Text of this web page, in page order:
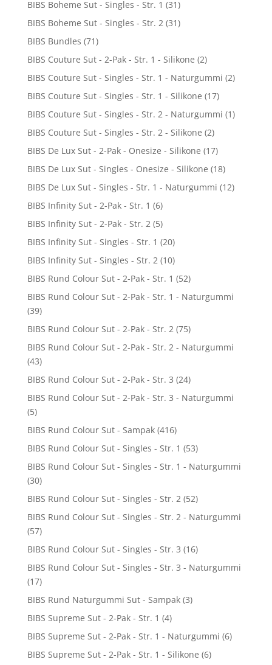
BIBS Boheme Sut - Singles - Str. 1 (31)
BIBS Boheme Sut - Singles - Str. 2 (31)
BIBS Bundles (71)
BIBS Couture Sut - 2-Pak - Str. 1 - Silikone (2)
BIBS Couture Sut - Singles - Str. 1 - Naturgummi (2)
BIBS Couture Sut - Singles - Str. 1 - Silikone (17)
BIBS Couture Sut - Singles - Str. 2 - Naturgummi (1)
BIBS Couture Sut - Singles - Str. 2 - Silikone (2)
BIBS De Lux Sut - 2-Pak - Onesize - Silikone (17)
BIBS De Lux Sut - Singles - Onesize - Silikone (18)
BIBS De Lux Sut - Singles - Str. 1 - Naturgummi (12)
BIBS Infinity Sut - 2-Pak - Str. 1 (6)
BIBS Infinity Sut - 2-Pak - Str. 2 (5)
BIBS Infinity Sut - Singles - Str. 1 (20)
BIBS Infinity Sut - Singles - Str. 2 (10)
BIBS Rund Colour Sut - 2-Pak - Str. 1 (52)
BIBS Rund Colour Sut - 2-Pak - Str. 1 - Naturgummi
(39)
BIBS Rund Colour Sut - 2-Pak - Str. 2 (75)
BIBS Rund Colour Sut - 2-Pak - Str. 2 - Naturgummi
(43)
BIBS Rund Colour Sut - 2-Pak - Str. 3 (24)
BIBS Rund Colour Sut - 2-Pak - Str. 3 - Naturgummi
(5)
BIBS Rund Colour Sut - Sampak (416)
BIBS Rund Colour Sut - Singles - Str. 1 (53)
BIBS Rund Colour Sut - Singles - Str. 1 - Naturgummi
(30)
BIBS Rund Colour Sut - Singles - Str. 2 (52)
BIBS Rund Colour Sut - Singles - Str. 2 - Naturgummi
(57)
BIBS Rund Colour Sut - Singles - Str. 3 (16)
BIBS Rund Colour Sut - Singles - Str. 3 - Naturgummi
(17)
BIBS Rund Naturgummi Sut - Sampak (3)
BIBS Supreme Sut - 2-Pak - Str. 1 (4)
BIBS Supreme Sut - 2-Pak - Str. 1 - Naturgummi (6)
BIBS Supreme Sut - 2-Pak - Str. 1 - Silikone (6)